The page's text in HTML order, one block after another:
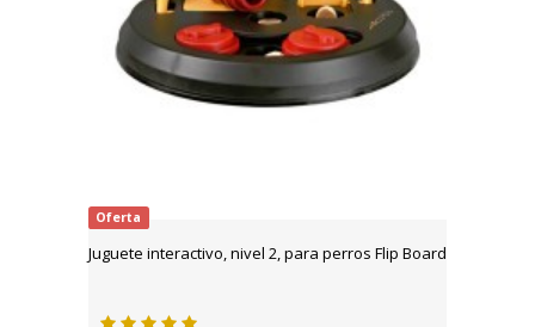
Oferta
Juguete interactivo, nivel 2, para perros Flip Board